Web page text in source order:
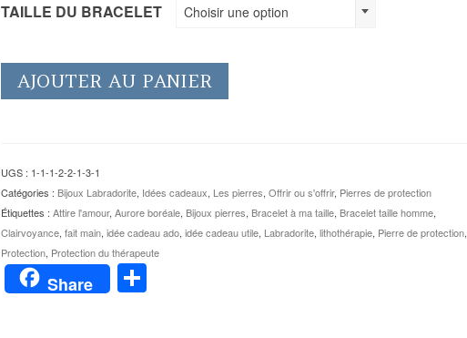
TAILLE DU BRACELET Choisir une option
AJOUTER AU PANIER
UGS : 1-1-1-2-2-1-3-1
Catégories : Bijoux Labradorite, Idées cadeaux, Les pierres,Offrir ou s'offrir, Pierres de protection
Étiquettes :Attire l'amour,Aurore boréale, Bijoux pierres, Bracelet à ma taille, Bracelet taille homme,
Clairvoyance,fait main,idée cadeau ado,idée cadeau utile, Labradorite,lithothérapie, Pierre de protection,
Protection, Protection du thérapeute
Share